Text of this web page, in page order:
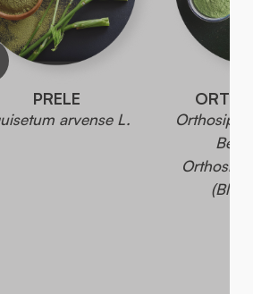
PRELE
arvense L.